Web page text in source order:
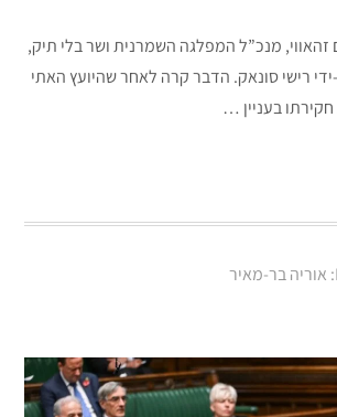
זהאווי, מנכ”ל המפלגה השמרנית ושר בלי תיק,
רישי סונאק. הדבר קרה לאחר שהיועץ האתי
בעניין …
אוריה בר-מאיר